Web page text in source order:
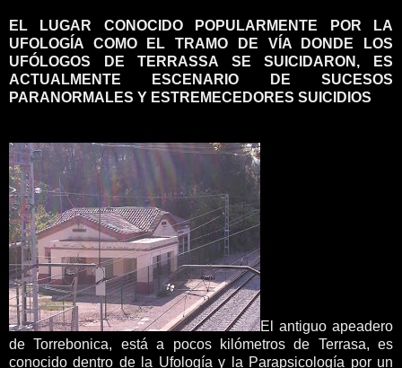
EL LUGAR CONOCIDO POPULARMENTE POR LA
UFOLOGÍA COMO EL TRAMO DE VÍA DONDE LOS
UFÓLOGOS DE TERRASSA SE SUICIDARON, ES
ACTUALMENTE ESCENARIO DE SUCESOS
PARANORMALES Y ESTREMECEDORES SUICIDIOS
El antiguo apeadero
de Torrebonica, está a pocos kilómetros de Terrasa, es
conocido dentro de la Ufología y la Parapsicología por un